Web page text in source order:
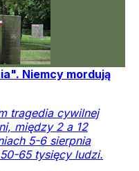
Niemcy mordują
tragedia cywilnej
między 2 a 12
5-6 sierpnia
65 tysięcy ludzi.